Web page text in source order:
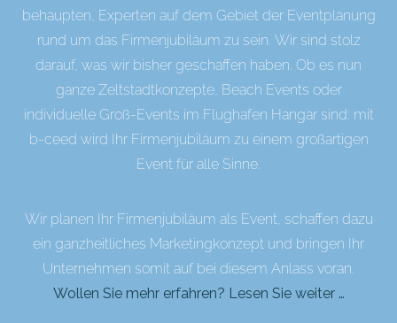
behaupten, Experten auf dem Gebiet der Eventplanung
rund um das Firmenjubiläum zu sein. Wir sind stolz
darauf, was wir bisher geschaffen haben. Ob es nun
ganze Zeltstadtkonzepte, Beach Events oder
individuelle Groß-Events im Flughafen Hangar sind: mit
b-ceed wird Ihr Firmenjubiläum zu einem großartigen
Event für alle Sinne.
Wir planen Ihr Firmenjubiläum als Event, schaffen dazu
ein ganzheitliches Marketingkonzept und bringen Ihr
Unternehmen somit auf bei diesem Anlass voran.
Wollen Sie mehr erfahren? Lesen Sie weiter …